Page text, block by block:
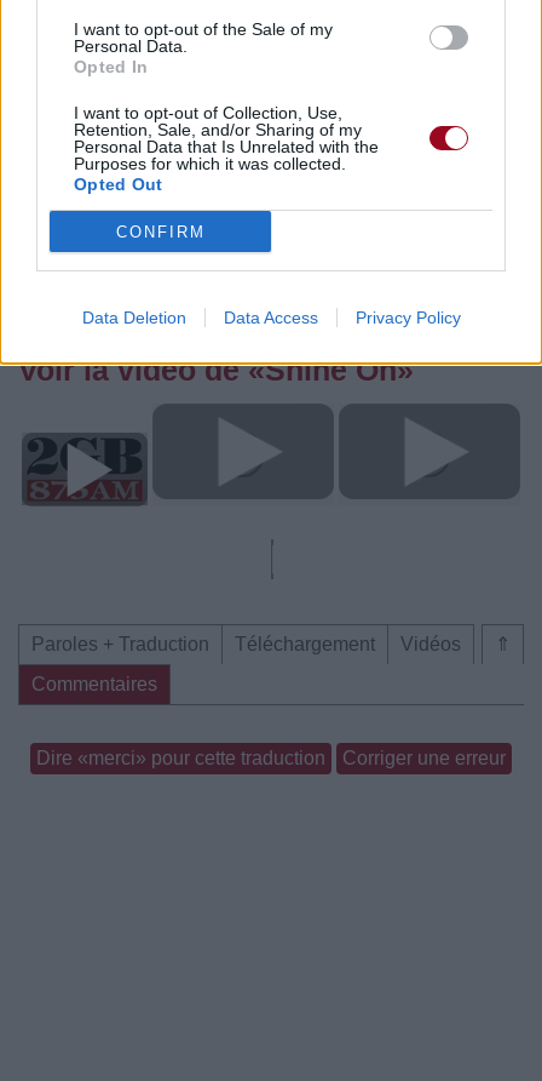
I want to opt-out of the Sale of my
Personal Data.
Opted In
I want to opt-out of Collection, Use,
Retention, Sale, and/or Sharing of my
Personal Data that Is Unrelated with the
Purposes for which it was collected.
Opted Out
CONFIRM
Data Deletion Data Access Privacy Policy
Vous aimez chanter, apprenez la guitare chez
Télécharger légalement les MP3 sur
Télécharger légalement les MP3 ou trouver le CD sur
Trouver des vinyles et des CD sur
Trouver un instrument de musique ou une partition au
meilleur prix sur
⇑
Paroles + Traduction Téléchargement
Vidéos
Commentaires
Voir la vidéo de «Shine On»
⇑
Paroles + Traduction Téléchargement
Vidéos
Commentaires
Dire «merci» pour cette traduction Corriger une erreur